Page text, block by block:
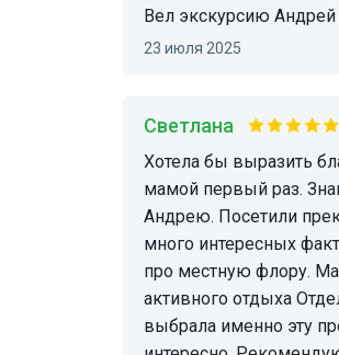
вел экскурсию
23 июля 2025
Светлана
Хотела бы выразить благодарность за проведённый день! В Свердловской области была с
мамой первый раз.
Андрею. Посетили
много интересных
про местную флору.
активного отдыха
выбрала именно эту